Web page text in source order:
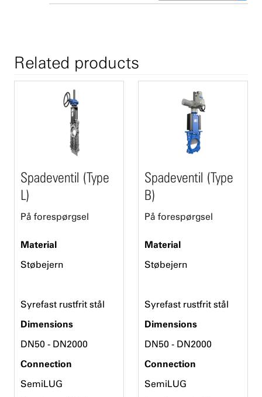
Related products
Spadeventil (Type
L)
På forespørgsel
Material
Støbejern
Syrefast rustfrit stål
Dimensions
DN50 - DN2000
Connection
SemiLUG
Spadeventil (Type
B)
På forespørgsel
Material
Støbejern
Syrefast rustfrit stål
Dimensions
DN50 - DN2000
Connection
SemiLUG